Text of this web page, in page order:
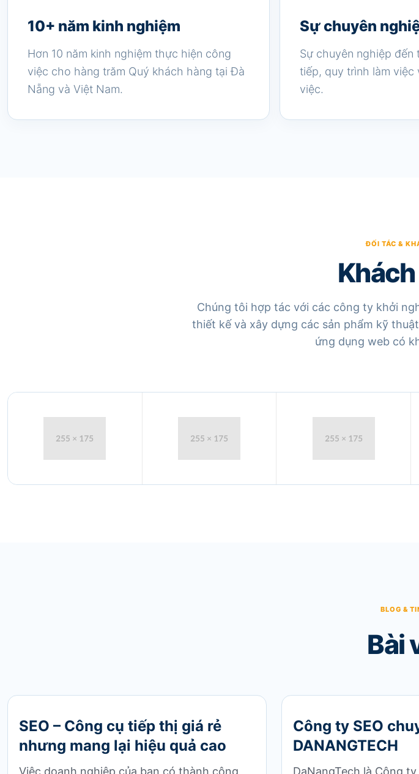
10+ năm kinh nghiệm
Hơn 10 năm kinh nghiệm thực hiện công
việc cho hàng trăm Quý khách hàng tại Đà
Nẵng và Việt Nam.
Sự chuyên
Sự chuyên nghiệp
tiếp, quy trình làm việc
việc.
Chúng tôi hợp tác với các công ty khởi
thiết kế và xây dựng các sản phẩm kỹ
ứng dụng web có
BLOG &
Bài
SEO – Công cụ tiếp thị giá rẻ
nhưng mang lại hiệu quả cao
Việc doanh nghiệp của bạn có thành công
Công ty SEO
DANANGTECH
DaNangTech là Công